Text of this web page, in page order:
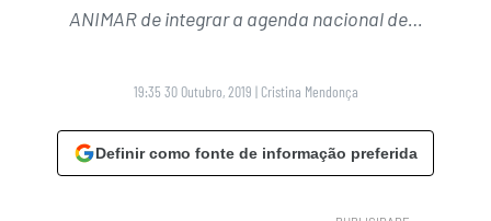
ANIMAR de integrar a agenda nacional de…
19:35 30 Outubro, 2019 | Cristina Mendonça
Definir como fonte de informação preferida